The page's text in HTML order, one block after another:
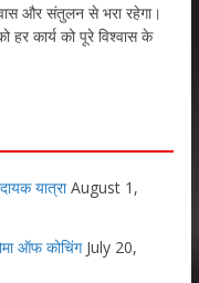
और संतुलन से भरा रहेगा।
कार्य को पूरे विश्वास के
यात्रा August 1,
ऑफ कोचिंग July 20,